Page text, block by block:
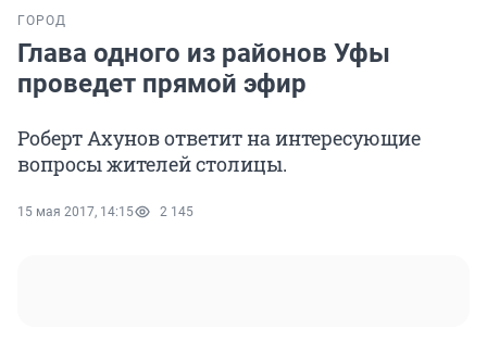
ГОРОД
Глава одного из районов Уфы
проведет прямой эфир
Роберт Ахунов ответит на интересующие
вопросы жителей столицы.
15 мая 2017, 14:15 2 145